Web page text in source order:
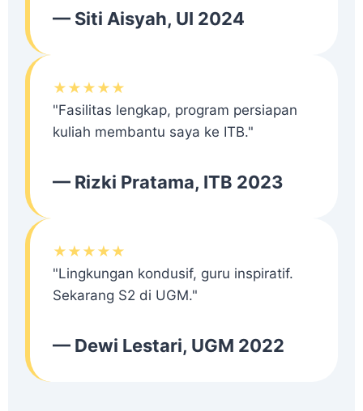
— Siti Aisyah, UI 2024
★★★★★
"Fasilitas lengkap, program persiapan
kuliah membantu saya ke ITB."
— Rizki Pratama, ITB 2023
★★★★★
"Lingkungan kondusif, guru inspiratif.
Sekarang S2 di UGM."
— Dewi Lestari, UGM 2022